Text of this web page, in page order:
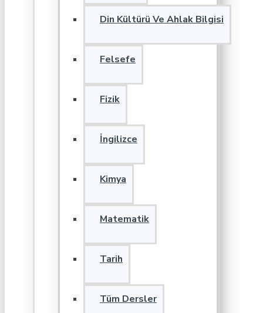
Din Kültürü Ve Ahlak Bilgisi
Felsefe
Fizik
İngilizce
Kimya
Matematik
Tarih
Tüm Dersler